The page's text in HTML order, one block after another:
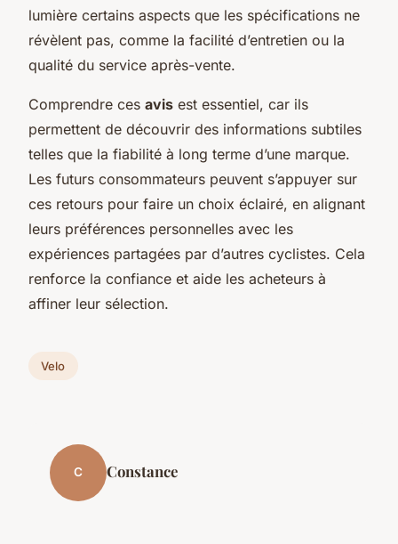
lumière certains aspects que les spécifications ne
révèlent pas, comme la facilité d’entretien ou la
qualité du service après-vente.
Comprendre ces avis est essentiel, car ils
permettent de découvrir des informations subtiles
telles que la fiabilité à long terme d’une marque.
Les futurs consommateurs peuvent s’appuyer sur
ces retours pour faire un choix éclairé, en alignant
leurs préférences personnelles avec les
expériences partagées par d’autres cyclistes. Cela
renforce la confiance et aide les acheteurs à
affiner leur sélection.
Velo
C Constance